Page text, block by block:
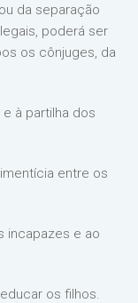
da separação
poderá ser
os cônjuges, da
à partilha dos
entre os
incapazes e ao
os filhos.